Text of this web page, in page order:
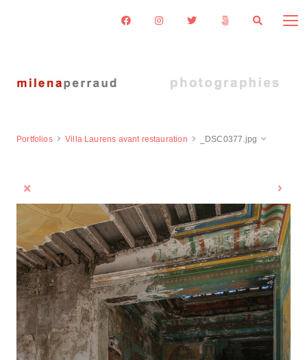
Portfolios Villa Laurens avant restauration _DSC0377.jpg